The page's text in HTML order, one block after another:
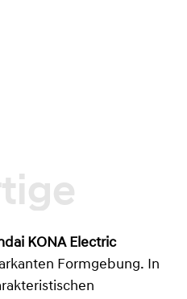
KONA Electric
Formgebung. In